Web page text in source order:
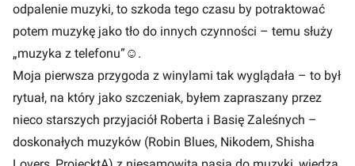
odpalenie muzyki, to szkoda tego czasu by potraktować
potem muzykę jako tło do innych czynności – temu służy
„muzyka z telefonu” ☺ .
Moja pierwsza przygoda z winylami tak wyglądała – to był
rytuał, na który jako szczeniak, byłem zapraszany przez
nieco starszych przyjaciół Roberta i Basię Zaleśnych –
doskonałych muzyków (Robin Blues, Nikodem, Shisha